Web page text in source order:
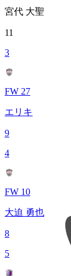
宮代 大聖
11
3
FW 27
エリキ
9
4
FW 10
大迫 勇也
8
5